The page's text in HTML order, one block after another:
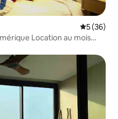
5 (36)
Location au mois